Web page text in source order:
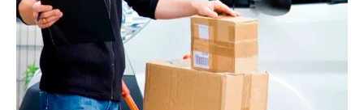
Мукачево
Нетішин
Ніжин
Микитинці
Миколаїв
Нікополь